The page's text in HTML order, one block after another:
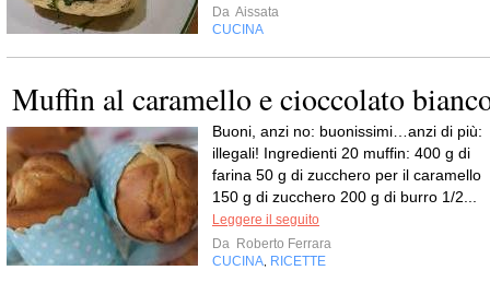
Da Aissata
CUCINA
Muffin al caramello e cioccolato
Buoni, anzi no: buonissimi…anzi di più:
illegali! Ingredienti 20 muffin: 400 g di
farina 50 g di zucchero per il caramello
150 g di zucchero 200 g di burro 1/2...
Leggere il seguito
Da Roberto Ferrara
CUCINA RICETTE